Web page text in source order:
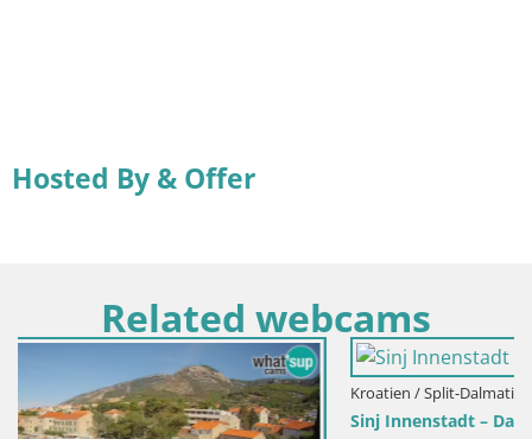
Hosted By & Offer
Related webcams
Kroatien / Split-Dalmatien / Sinj
Sinj Innenstadt – Dalmatien